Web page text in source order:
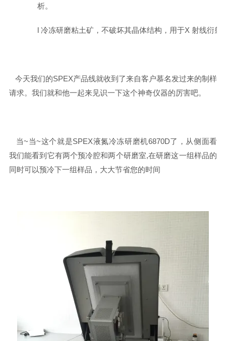
析。
l 冷冻研磨粘土矿，不破坏其晶体结构，用于X 射线衍射
今天我们的SPEX产品线就收到了来自客户慕名发过来的制样
请求。我们就和他一起来见识一下这个神奇仪器的厉害吧。
当~当~这个就是SPEX液氮冷冻研磨机6870D了，从侧面看
我们能看到它有两个预冷腔和两个研磨室,在研磨这一组样品的
同时可以预冷下一组样品，大大节省您的时间